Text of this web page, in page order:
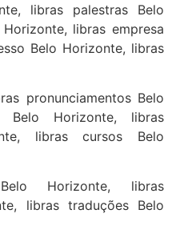
libras palestras Belo
libras empresa
Belo Horizonte, libras
pronunciamentos Belo
Belo Horizonte, libras
libras cursos Belo
Horizonte, libras
libras traduções Belo